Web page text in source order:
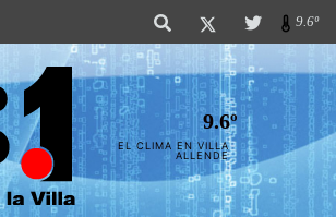
9.6º
9.6º
EL CLIMA EN VILLA
ALLENDE